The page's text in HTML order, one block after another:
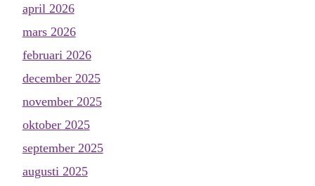
april 2026
mars 2026
februari 2026
december 2025
november 2025
oktober 2025
september 2025
augusti 2025